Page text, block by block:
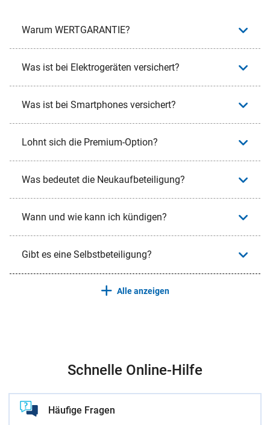
Warum WERTGARANTIE?
Was ist bei Elektrogeräten versichert?
Was ist bei Smartphones versichert?
Lohnt sich die Premium-Option?
Was bedeutet die Neukaufbeteiligung?
Wann und wie kann ich kündigen?
Gibt es eine Selbstbeteiligung?
Alle anzeigen
Schnelle Online-Hilfe
Häufige Fragen